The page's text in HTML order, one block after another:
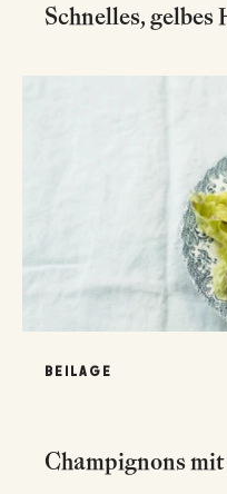
Schnelles,
BEILAGE
Champignons